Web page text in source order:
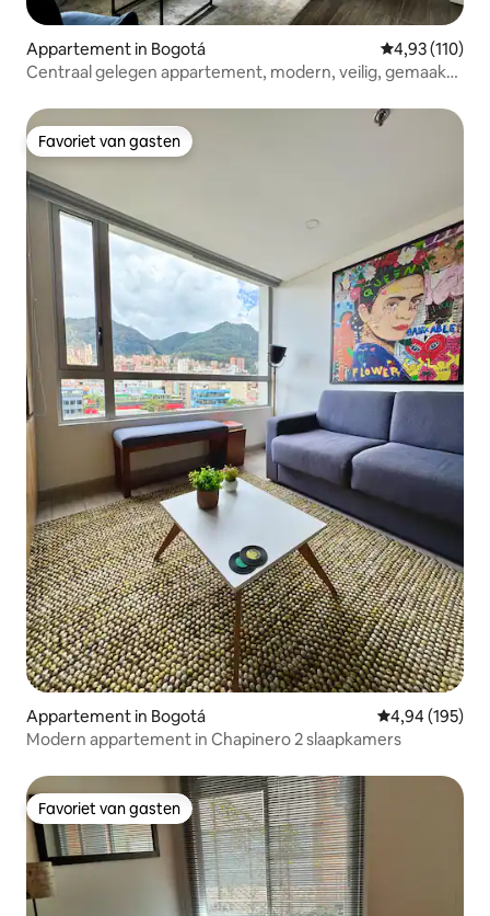
Appartement in Bogotá Gemiddelde
4,93 (110)
Centraal gelegen appartement, modern, veilig, gemaakt
Favoriet van gasten
Favoriet van gasten
Appartement in Bogotá Gemiddelde
4,94 (195)
Modern appartement in Chapinero 2 slaapkamers
Favoriet van gasten
Favoriet van gasten